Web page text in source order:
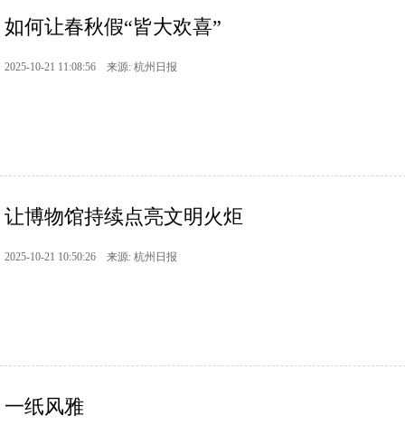
如何让春秋假“皆大欢喜”
2025-10-21 11:08:56 来源: 杭州日报
让博物馆持续点亮文明火炬
2025-10-21 10:50:26 来源: 杭州日报
一纸风雅